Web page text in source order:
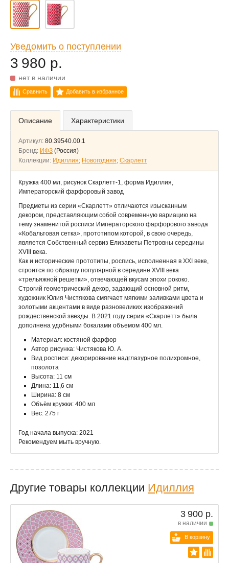
Уведомить о поступлении
3 980 р.
нет в наличии
Сравнить Добавить в избранное
Описание Характеристики
Артикул: 80.39540.00.1
Бренд: ИФЗ (Россия)
Коллекции: Идиллия; Новогодняя; Скарлетт
Кружка 400 мл, рисунок Скарлетт-1, форма Идиллия,
Императорский фарфоровый завод
Предметы из серии «Скарлетт» отличаются изысканным
декором, представляющим собой современную вариацию на
тему знаменитой росписи Императорского фарфорового завода
«Кобальтовая сетка», прототипом которой, в свою очередь,
является Собственный сервиз Елизаветы Петровны середины
XVIII века.
Как и исторические прототипы, роспись, исполненная в XXI веке,
строится по образцу популярной в середине XVIII века
«трельяжной решетки», отвечающей вкусам эпохи рококо.
Строгий геометрический декор, задающий основной ритм,
художник Юлия Чистякова смягчает мягкими заливками цвета и
золотыми акцентами в виде разновеликих изображений
рождественской звезды. В 2021 году серия «Скарлетт» была
дополнена удобными бокалами объемом 400 мл.
Материал: костяной фарфор
Автор рисунка: Чистякова Ю. А.
Вид росписи: декорирование надглазурное полихромное,
позолота
Высота: 11 см
Длина: 11,6 см
Ширина: 8 см
Объём кружки: 400 мл
Вес: 275 г
Год начала выпуска: 2021
Рекомендуем мыть вручную.
Другие товары коллекции Идиллия
3 900 р.
в наличии
В корзину